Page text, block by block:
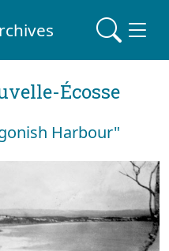
Écosse
Harbour"